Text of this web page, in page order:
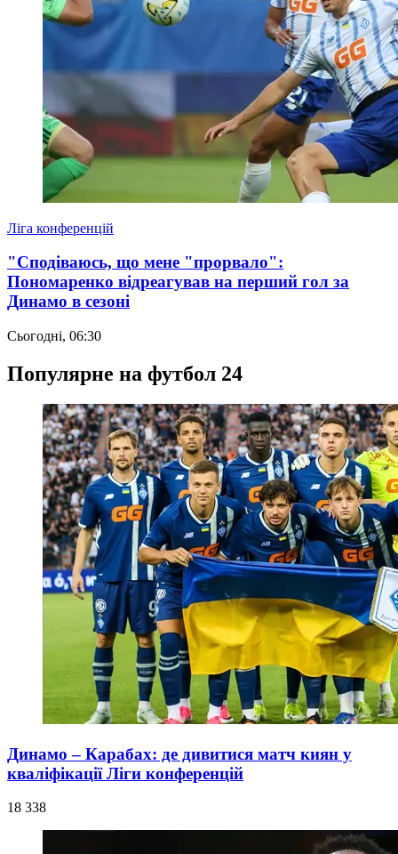
Ліга конференцій
"Сподіваюсь, що мене "прорвало":
Пономаренко відреагував на перший гол за
Динамо в сезоні
Сьогодні, 06:30
Популярне на футбол 24
Динамо – Карабах: де дивитися матч киян у
кваліфікації Ліги конференцій
18 338